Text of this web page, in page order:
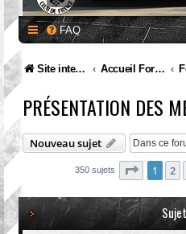
FAQ
Site internet MCF Accueil Forum
PRÉSENTATION DES
Nouveau sujet
350 sujets Page 1
1 2